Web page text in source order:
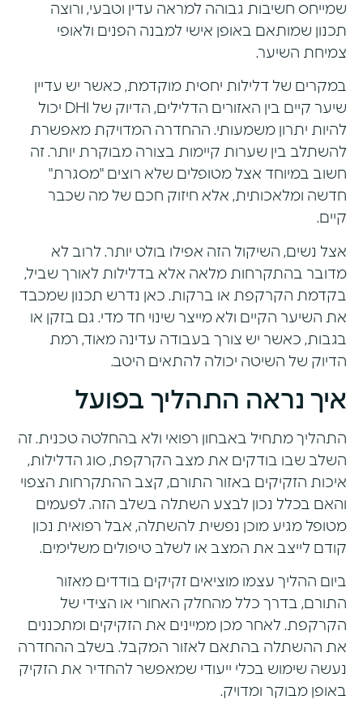
שמייחס חשיבות גבוהה למראה עדין וטבעי, ורוצה
תכנון שמותאם באופן אישי למבנה הפנים ולאופי
צמיחת השיער.
במקרים של דלילות יחסית מוקדמת, כאשר יש עדיין
שיער קיים בין האזורים הדלילים, הדיוק של DHI יכול
להיות יתרון משמעותי. ההחדרה המדויקת מאפשרת
להשתלב בין שערות קיימות בצורה מבוקרת יותר. זה
חשוב במיוחד אצל מטופלים שלא רוצים "מסגרת"
חדשה ומלאכותית, אלא חיזוק חכם של מה שכבר
קיים.
אצל נשים, השיקול הזה אפילו בולט יותר. לרוב לא
מדובר בהתקרחות מלאה אלא בדלילות לאורך שביל,
בקדמת הקרקפת או ברקות. כאן נדרש תכנון שמכבד
את השיער הקיים ולא מייצר שינוי חד מדי. גם בזקן או
בגבות, כאשר יש צורך בעבודה עדינה מאוד, רמת
הדיוק של השיטה יכולה להתאים היטב.
איך נראה התהליך בפועל
התהליך מתחיל באבחון רפואי ולא בהחלטה טכנית. זה
השלב שבו בודקים את מצב הקרקפת, סוג הדלילות,
איכות הזקיקים באזור התורם, קצב ההתקרחות הצפוי
והאם בכלל נכון לבצע השתלה בשלב הזה. לפעמים
מטופל מגיע מוכן נפשית להשתלה, אבל רפואית נכון
קודם לייצב את המצב או לשלב טיפולים משלימים.
ביום ההליך עצמו מוציאים זקיקים בודדים מאזור
התורם, בדרך כלל מהחלק האחורי או הצידי של
הקרקפת. לאחר מכן ממיינים את הזקיקים ומתכננים
את ההשתלה בהתאם לאזור המקבל. בשלב ההחדרה
נעשה שימוש בכלי ייעודי שמאפשר להחדיר את הזקיק
באופן מבוקר ומדויק.